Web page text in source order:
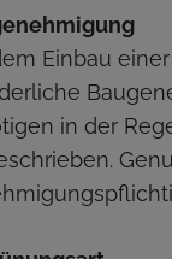
Einbau
in der